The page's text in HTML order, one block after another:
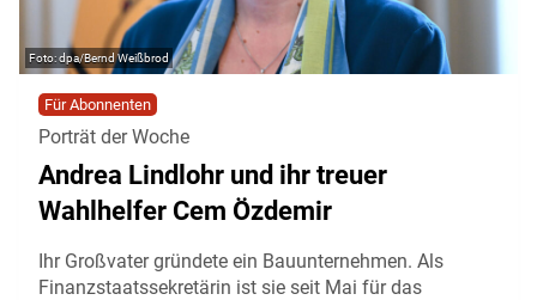
dpa/Bernd Weißbrod
Für Abonnenten
Porträt der Woche
Andrea Lindlohr und ihr treuer
Wahlhelfer Cem Özdemir
Ihr Großvater gründete ein Bauunternehmen. Als
Finanzstaatssekretärin ist sie seit Mai für das